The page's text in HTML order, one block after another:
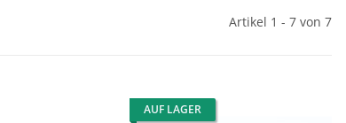
Artikel 1 - 7 von 7
AUF LAGER